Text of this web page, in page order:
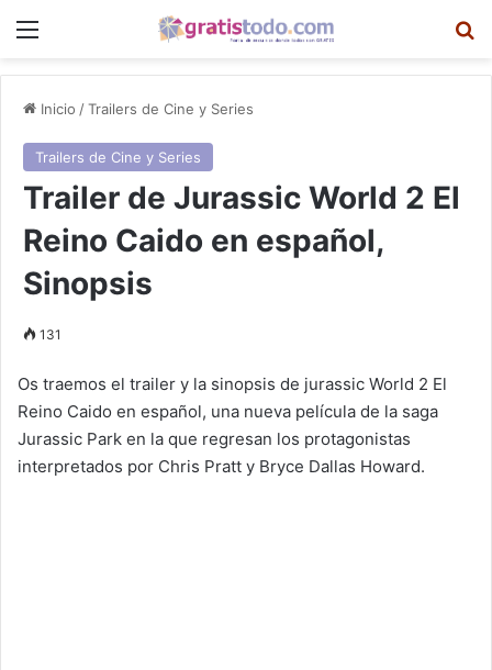
Menú
Inicio /Trailers de Cine y Series
Trailers de Cine y Series
Trailer de Jurassic World 2 El
Reino Caido en español,
Sinopsis
131
Os traemos el trailer y la sinopsis de jurassic World 2 El
Reino Caido en español, una nueva película de la saga
Jurassic Park en la que regresan los protagonistas
interpretados por Chris Pratt y Bryce Dallas Howard.